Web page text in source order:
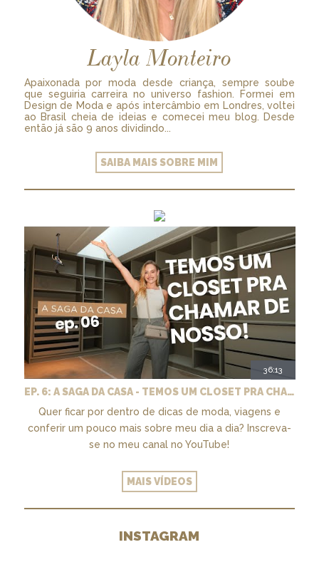
Layla Monteiro
Apaixonada por moda desde criança, sempre soube
que seguiria carreira no universo fashion. Formei em
Design de Moda e após intercâmbio em Londres, voltei
ao Brasil cheia de ideias e comecei meu blog. Desde
então já são 9 anos dividindo...
SAIBA MAIS SOBRE MIM
36:13
EP. 6: A SAGA DA CASA - TEMOS UM CLOSET PRA CHAMAR DE NOSSO + MARCENARIA E PAISAGISMO
Quer ficar por dentro de dicas de moda, viagens e
conferir um pouco mais sobre meu dia a dia? Inscreva-
se no meu canal no YouTube!
MAIS VÍDEOS
INSTAGRAM